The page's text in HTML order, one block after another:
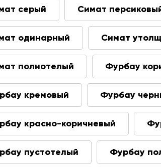
серый Симат
одинарный Симат
полнотелый Фурбау
кремовый Фурбау
красно-коричневый
пустотелый Фурбау